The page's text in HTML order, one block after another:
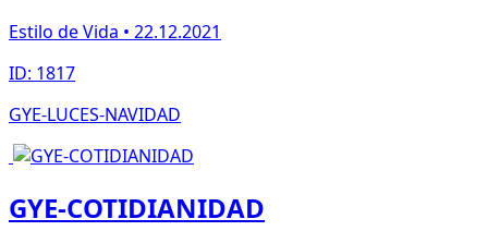
Estilo de Vida • 22.12.2021
ID: 1817
GYE-LUCES-NAVIDAD
GYE-COTIDIANIDAD